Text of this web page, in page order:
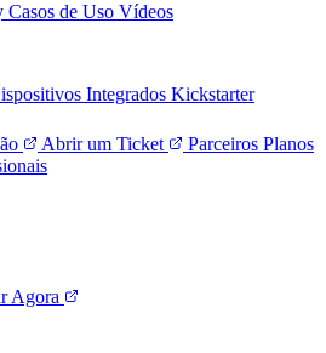
Casos de Uso Vídeos
Integrados Kickstarter
Abrir um Ticket Parceiros Planos
Agora